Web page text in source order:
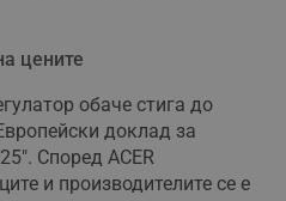
цените
обаче стига до
доклад за
Според ACER
и производителите се е